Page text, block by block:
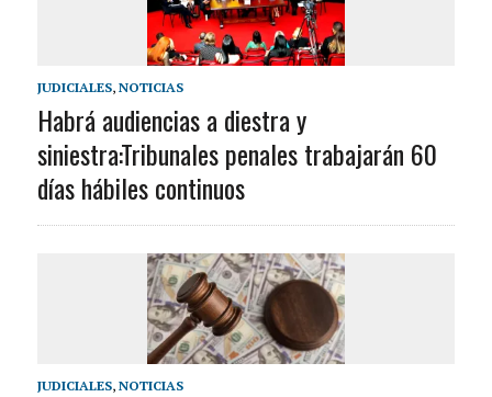
JUDICIALES, NOTICIAS
Habrá audiencias a diestra y
siniestra:Tribunales penales trabajarán 60
días hábiles continuos
JUDICIALES, NOTICIAS